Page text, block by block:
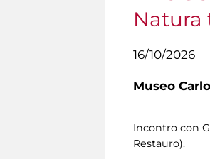
Natura
16/10/2026
Museo
Incontro con
Restauro).